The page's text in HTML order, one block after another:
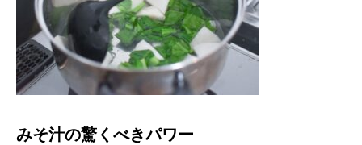
みそ汁の驚くべきパワー